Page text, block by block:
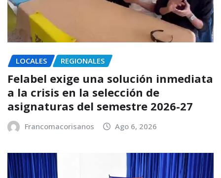
LOCALES REGIONALES
Felabel exige una solución inmediata
a la crisis en la selección de
asignaturas del semestre 2026-27
Francomacorisanos Ago 6, 2026